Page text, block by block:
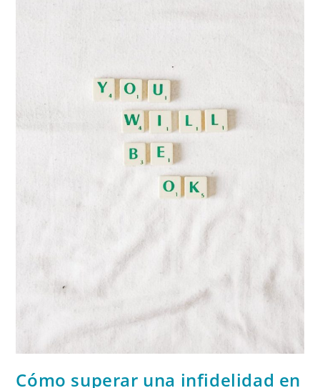
Cómo superar una infidelidad en